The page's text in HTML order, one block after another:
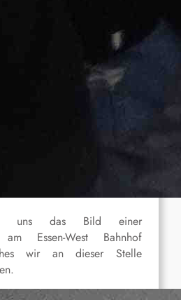
uns das Bild einer
am Essen-West Bahnhof
wir an dieser Stelle